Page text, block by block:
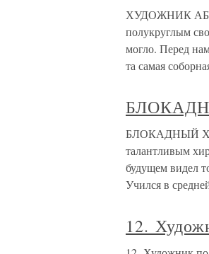
ХУДОЖНИК
полукруглым
могло. Перед
та самая
БЛОКАДНЫЙ
талантливым
будущем видел
Учился в
12.